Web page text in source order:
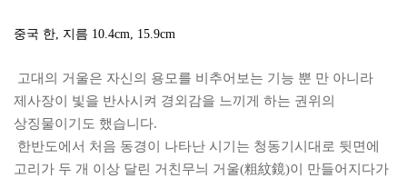
중국 한, 지름 10.4cm, 15.9cm
고대의 거울은 자신의 용모를 비추어보는 기능 뿐 만 아니라
제사장이 빛을 반사시켜 경외감을 느끼게 하는 권위의
상징물이기도 했습니다.
한반도에서 처음 동경이 나타난 시기는 청동기시대로 뒷면에
고리가 두 개 이상 달린 거친무늬 거울(粗紋鏡)이 만들어지다가